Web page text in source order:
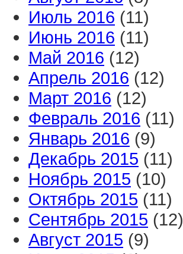
Июль 2016 (11)
Июнь 2016 (11)
Май 2016 (12)
Апрель 2016 (12)
Март 2016 (12)
Февраль 2016 (11)
Январь 2016 (9)
Декабрь 2015 (11)
Ноябрь 2015 (10)
Октябрь 2015 (11)
Сентябрь 2015 (12)
Август 2015 (9)